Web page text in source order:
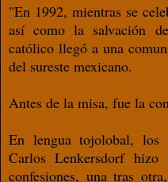
"En 1992, mientras se
así como la salvación
católico llegó a una
del sureste mexicano.
Antes de la misa, fue la
En lengua tojolobal, los
Carlos Lenkersdorf
confesiones, una tras